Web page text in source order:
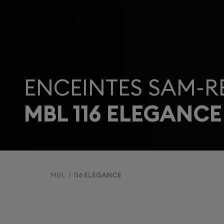
ENCEINTES SAM-
MBL 116 ELEGANCE
MBL 116 ELEGANCE